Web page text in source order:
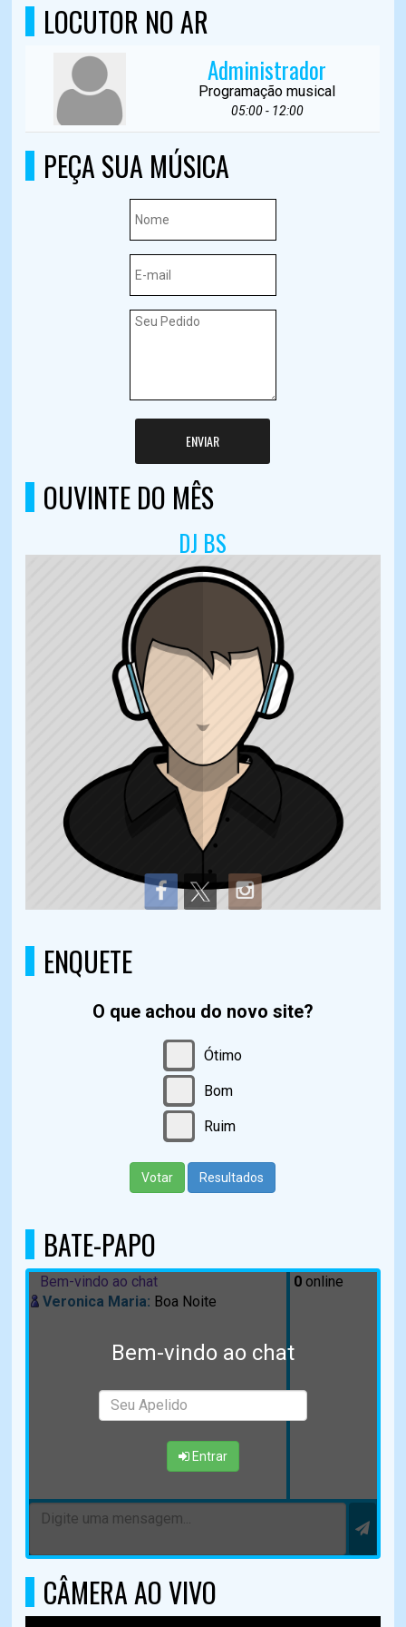
LOCUTOR NO AR
Administrador
Programação musical
05:00 - 12:00
PEÇA SUA MÚSICA
ENVIAR
OUVINTE DO MÊS
DJ BS
ENQUETE
O que achou do novo site?
Ótimo
Bom
Ruim
Votar Resultados
BATE-PAPO
Bem-vindo ao chat
Entrar
Bem-vindo ao chat
Veronica Maria: Boa Noite
0online
CÂMERA AO VIVO